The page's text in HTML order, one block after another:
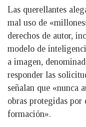
Las querellantes
mal uso de
derechos de autor,
modelo de
a imagen,
responder las
señalan que «nunca
obras protegidas por
formación».